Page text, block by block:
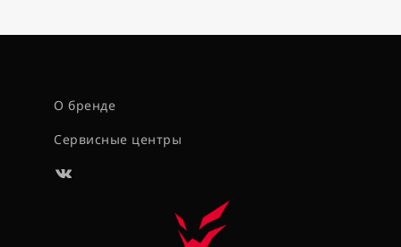
О бренде
Сервисные центры